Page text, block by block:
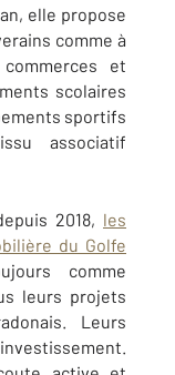
elle propose
comme à
et
scolaires
sportifs
associatif
2018, les
du Golfe
comme
leurs projets
Leurs